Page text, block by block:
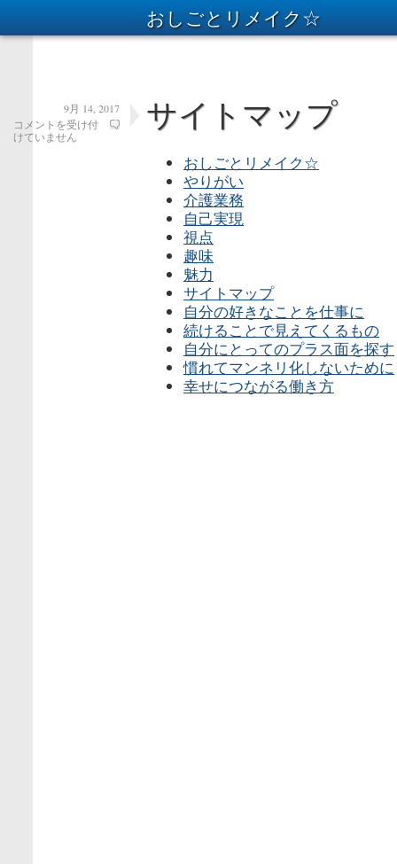
おしごとリメイク☆
9月 14, 2017
サ
イ
コメントを受け付
けていません
サイトマップ
おしごとリメイク☆
やりがい
介護業務
自己実現
視点
趣味
魅力
サイトマップ
自分の好きなことを仕事に
続けることで見えてくるもの
自分にとってのプラス面を探す
慣れてマンネリ化しないために
幸せにつながる働き方